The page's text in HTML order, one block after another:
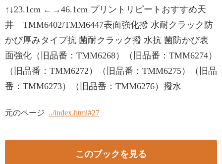
↑↓23.1cm ←→46.1cm プリントリピートおすすめ天
井 TMM6402/TMM6447表面強化撥 水耐クラック防
かび厚みタイプ抗 菌耐クラック撥 水抗 菌防かび表
面強化（旧品番：TMM6268）（旧品番：TMM6274）
（旧品番：TMM6272）（旧品番：TMM6275）（旧品
番：TMM6273）（旧品番：TMM6276）撥水
元のページ ../index.html#27
このブックを見る